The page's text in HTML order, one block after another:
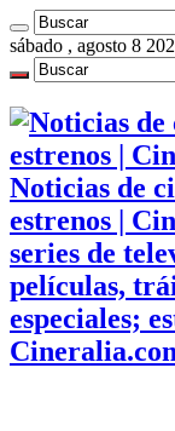
sábado , agosto 8
Noticias de
estrenos |
series de
películas,
especiales;